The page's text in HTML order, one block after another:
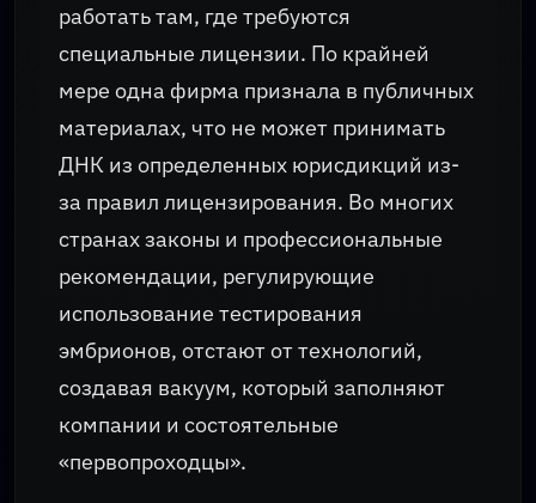
работать там, где требуются
специальные лицензии. По крайней
мере одна фирма признала в публичных
материалах, что не может принимать
ДНК из определенных юрисдикций из-
за правил лицензирования. Во многих
странах законы и профессиональные
рекомендации, регулирующие
использование тестирования
эмбрионов, отстают от технологий,
создавая вакуум, который заполняют
компании и состоятельные
«первопроходцы».